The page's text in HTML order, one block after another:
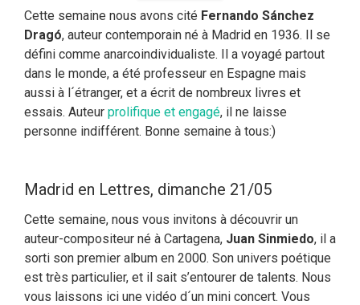
Cette semaine nous avons cité Fernando Sánchez
Dragó, auteur contemporain né à Madrid en 1936. Il se
défini comme anarcoindividualiste. Il a voyagé partout
dans le monde, a été professeur en Espagne mais
aussi à l´étranger, et a écrit de nombreux livres et
essais. Auteur prolifique et engagé, il ne laisse
personne indifférent. Bonne semaine à tous:)
Madrid en Lettres, dimanche 21/05
Cette semaine, nous vous invitons à découvrir un
auteur-compositeur né à Cartagena, Juan Sinmiedo, il a
sorti son premier album en 2000. Son univers poétique
est très particulier, et il sait s’entourer de talents. Nous
vous laissons ici une vidéo d´un mini concert. Vous